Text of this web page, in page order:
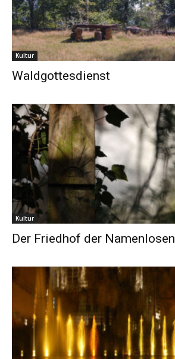
Kultur
Waldgottesdienst
Kultur
Der Friedhof der Namenlosen